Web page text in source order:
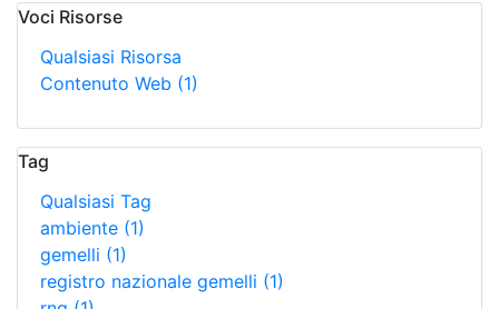
Voci Risorse
Qualsiasi Risorsa
Contenuto Web (1)
Tag
Qualsiasi Tag
ambiente (1)
gemelli (1)
registro nazionale gemelli (1)